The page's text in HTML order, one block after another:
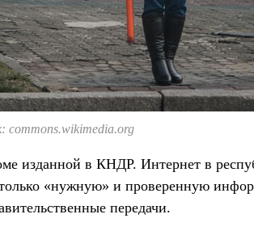
commons.wikimedia.org
изданной в КНДР. Интернет в
«нужную» и проверенную
передачи.